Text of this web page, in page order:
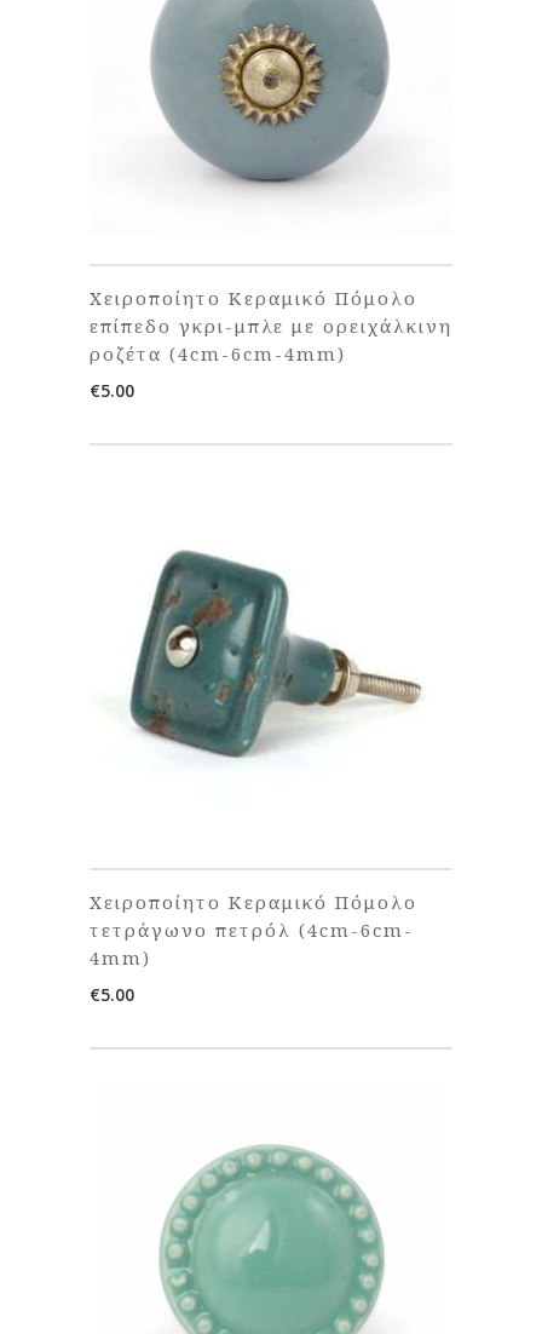
Χειροποίητο Κεραμικό Πόμολο
επίπεδο γκρι-μπλε με ορειχάλκινη
ροζέτα (4cm-6cm-4mm)
€5.00
Χειροποίητο Κεραμικό Πόμολο
τετράγωνο πετρόλ (4cm-6cm-
4mm)
€5.00